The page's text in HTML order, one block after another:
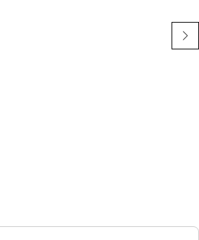
hydraulic applications. These
psi (17.5 to 42.0 MPa). The ES
is a Caterpillar proprietary
half the SAE bend radius, allowing
variety of applications.